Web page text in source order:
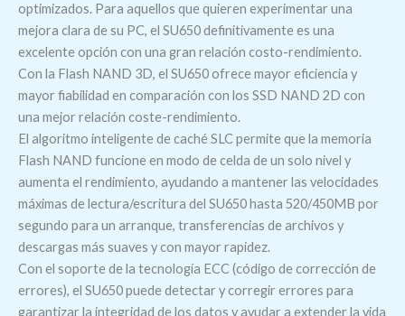
optimizados. Para aquellos que quieren experimentar una
mejora clara de su PC, el SU650 definitivamente es una
excelente opción con una gran relación costo-rendimiento.
Con la Flash NAND 3D, el SU650 ofrece mayor eficiencia y
mayor fiabilidad en comparación con los SSD NAND 2D con
una mejor relación coste-rendimiento.
El algoritmo inteligente de caché SLC permite que la memoria
Flash NAND funcione en modo de celda de un solo nivel y
aumenta el rendimiento, ayudando a mantener las velocidades
máximas de lectura/escritura del SU650 hasta 520/450MB por
segundo para un arranque, transferencias de archivos y
descargas más suaves y con mayor rapidez.
Con el soporte de la tecnología ECC (código de corrección de
errores), el SU650 puede detectar y corregir errores para
garantizar la integridad de los datos y ayudar a extender la vida